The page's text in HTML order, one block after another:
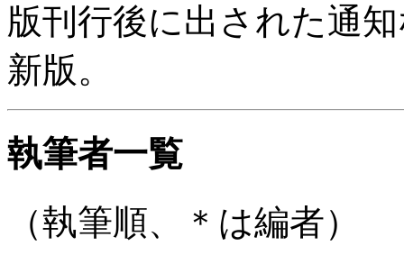
版刊行後に出された通
新版。
執筆者一覧
（執筆順、＊は編者）